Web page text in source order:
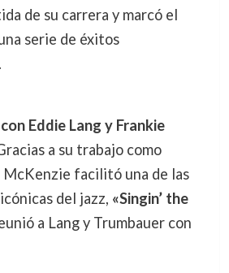
de su carrera y marcó el
serie de éxitos
Eddie Lang y Frankie
a su trabajo como
facilitó una de las
del jazz, «Singin’ the
a Lang y Trumbauer con